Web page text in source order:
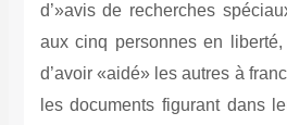
d’»avis de recherches
aux cinq personnes en
d’avoir «aidé» les autres à
les documents figurant dans